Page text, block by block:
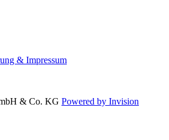
& Impressum
& Co. KG Powered by Invision